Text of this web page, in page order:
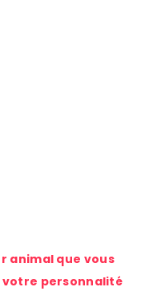
animal que vous
votre personnalité